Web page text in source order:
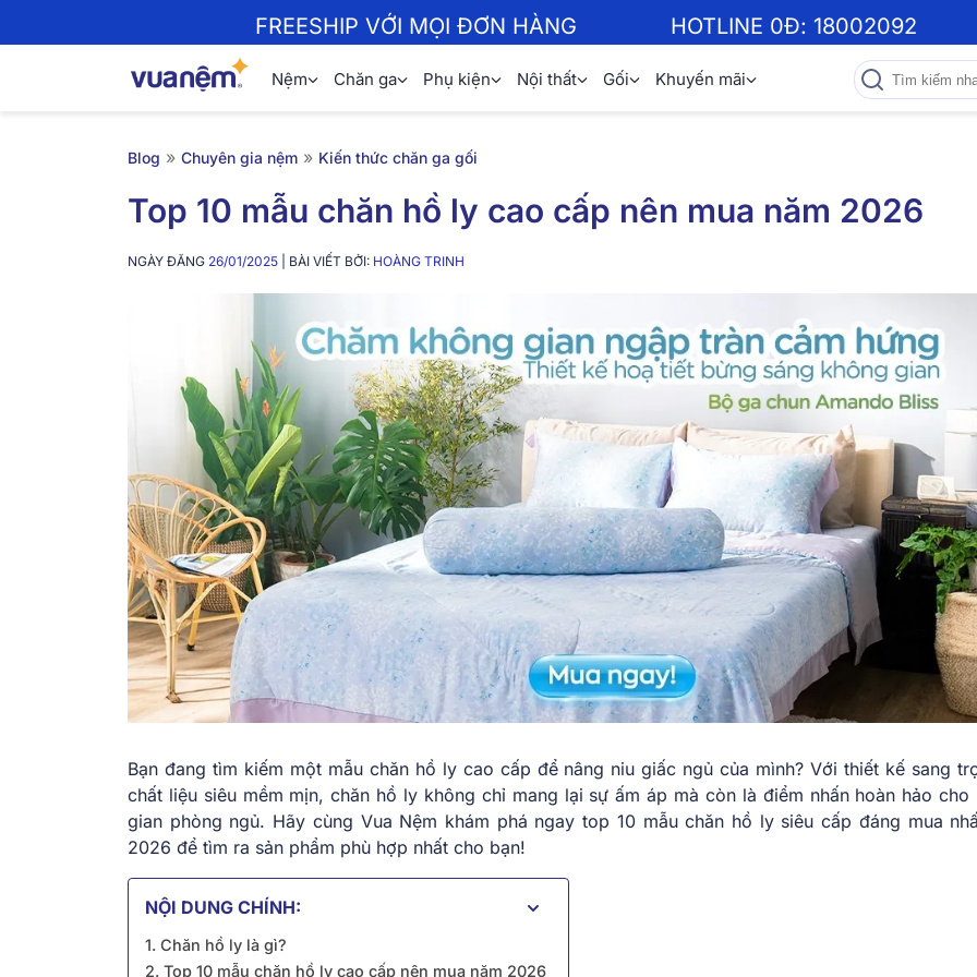
FREESHIP VỚI MỌI ĐƠN HÀNG HOTLINE 0Đ: 18002092
Nệm Chăn ga Phụ kiện Nội thất Gối Khuyến mãi
Blog » Chuyên gia nệm » Kiến thức chăn ga gối
Top 10 mẫu chăn hồ ly cao cấp nên mua năm 2026
NGÀY ĐĂNG 26/01/2025 | BÀI VIẾT BỞI: HOÀNG TRINH
Bạn đang tìm kiếm một mẫu chăn hồ ly cao cấp để nâng niu giấc ngủ của mình? Với thiết kế sang
chất liệu siêu mềm mịn, chăn hồ ly không chỉ mang lại sự ấm áp mà còn là điểm nhấn hoàn hảo cho
gian phòng ngủ. Hãy cùng Vua Nệm khám phá ngay top 10 mẫu chăn hồ ly siêu cấp đáng mua
2026 để tìm ra sản phẩm phù hợp nhất cho bạn!
NỘI DUNG CHÍNH:
1. Chăn hồ ly là gì?
2. Top 10 mẫu chăn hồ ly cao cấp nên mua năm 2026